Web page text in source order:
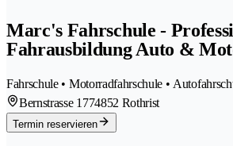
Marc's Fahrschule -
Fahrausbildung Auto &
Fahrschule • Motorradfahrschule •
Bernstrasse 1774852 Rothrist
Termin reservieren